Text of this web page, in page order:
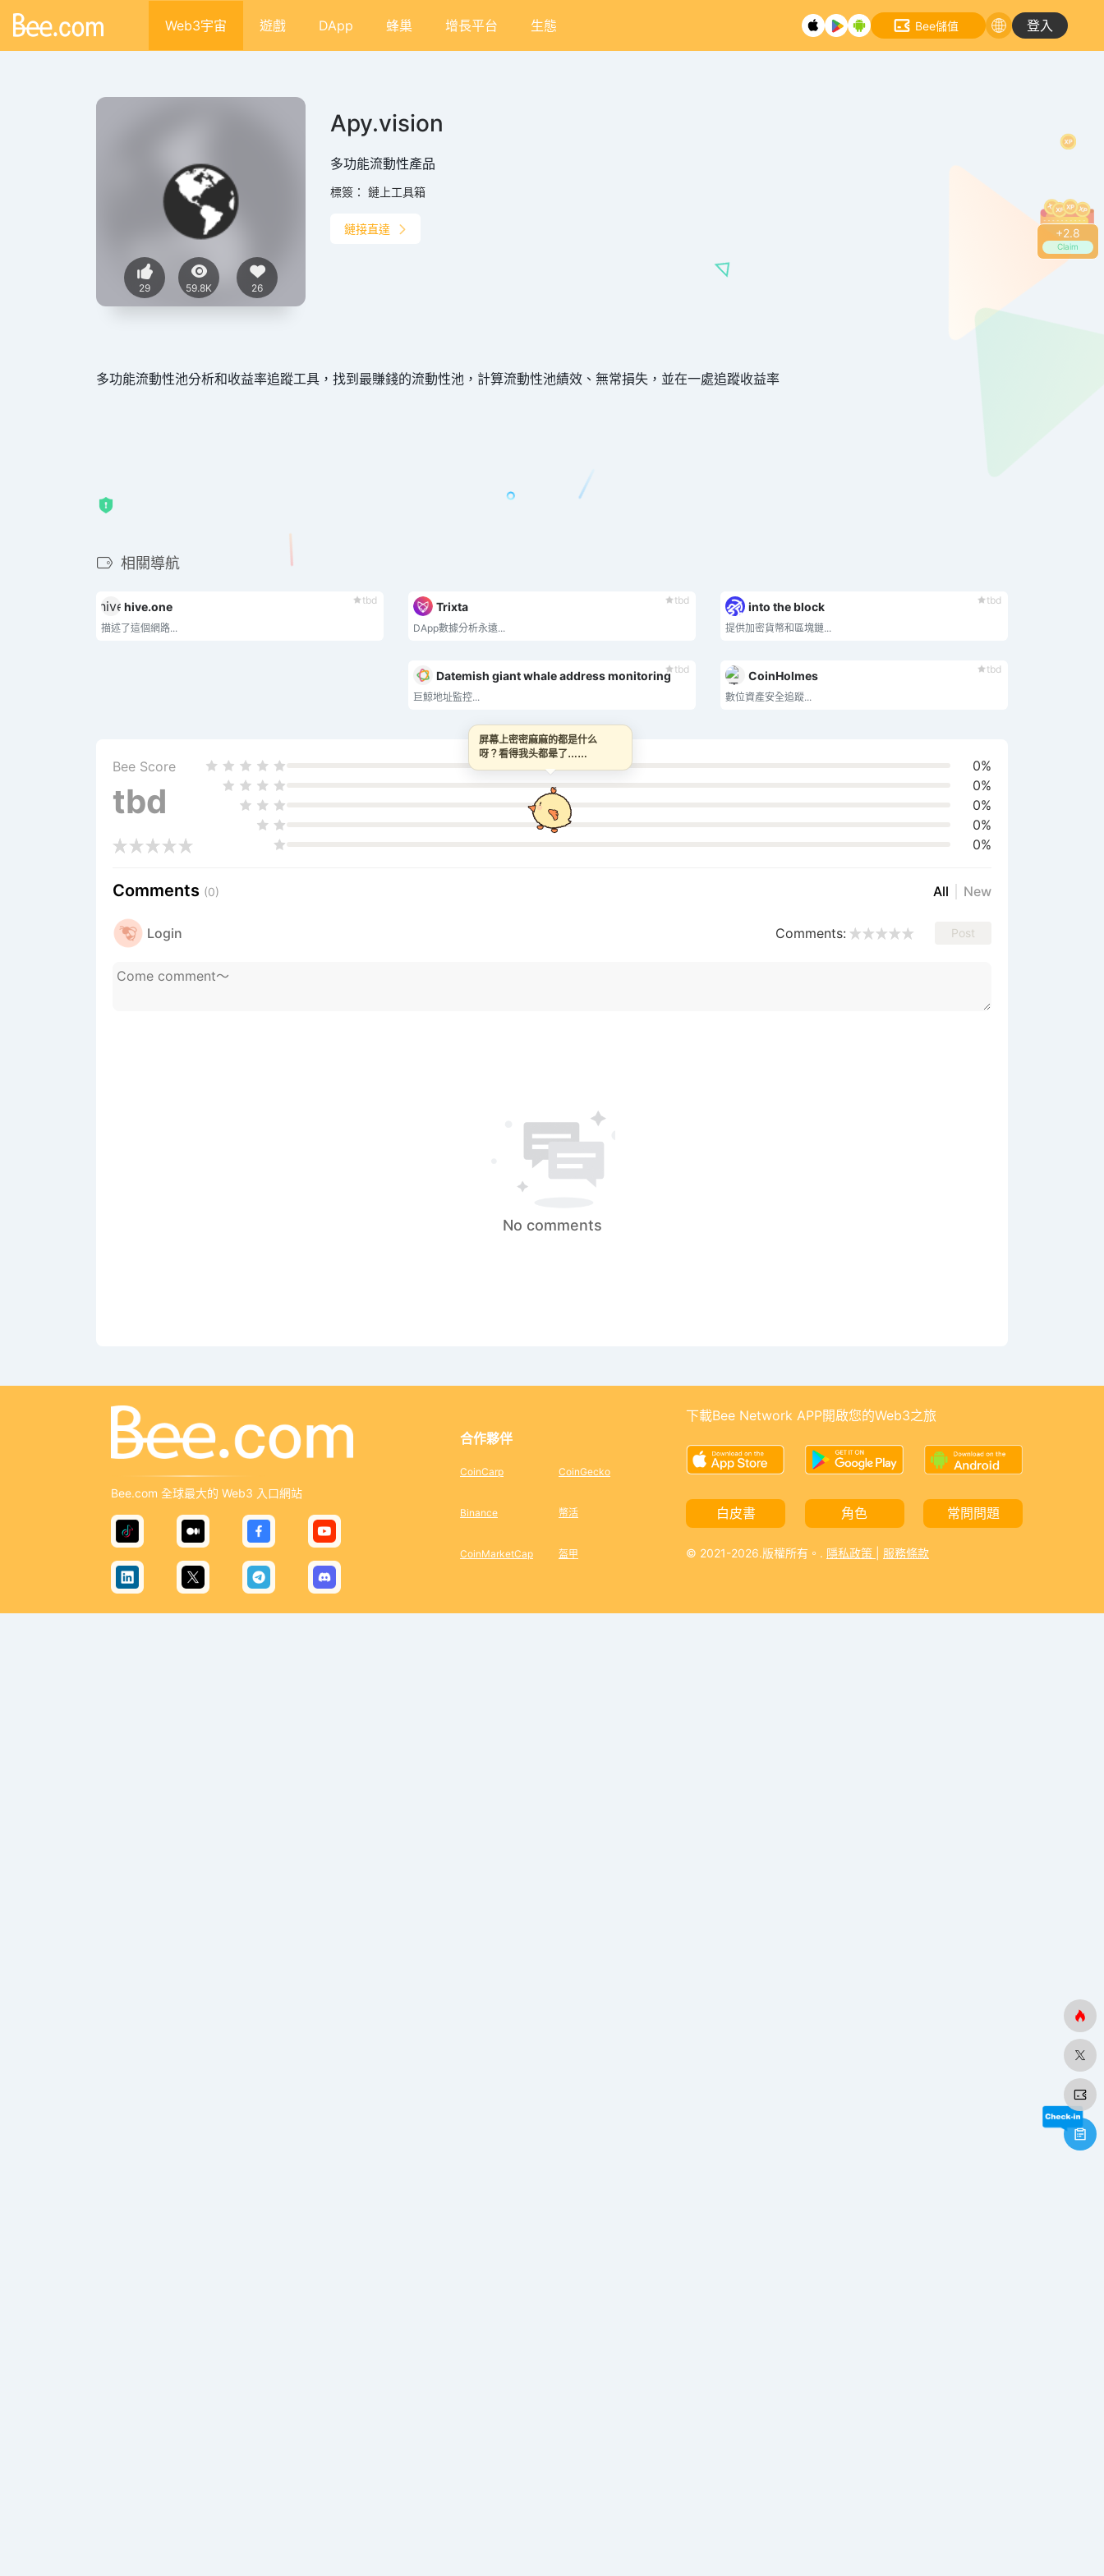
+3.0
Claim
Web3宇宙 遊戲 DApp 蜂巢 增長平台 生態 Bee儲值 登入
29 59.8K 26
Apy.vision
多功能流動性產品
標簽： 鏈上工具箱
鏈接直達
多功能流動性池分析和收益率追蹤工具，找到最賺錢的流動性池，計算流動性池績效、無常損失，並在一處追蹤收益率
相關導航
tbd
hive.one
描述了這個網路...
tbd
Trixta
DApp數據分析永遠...
tbd
into the block
提供加密貨幣和區塊鏈...
tbd
Datemish giant whale address monitoring
巨鯨地址監控...
tbd
CoinHolmes
數位資產安全追蹤...
Bee Score
tbd
0%
0%
0%
0%
0%
Comments (0) All New
Login Comments: Post
No comments
Bee.com 全球最大的 Web3 入口網站
合作夥伴
CoinCarp
Binance
CoinMarketCap
CoinGecko
幣活
盔甲
下載Bee Network APP開啟您的Web3之旅
白皮書 角色 常問問題
© 2021-2026.版權所有。. 隱私政策 服務條款
屏幕上密密麻麻的都是什么
呀？看得我头都晕了……